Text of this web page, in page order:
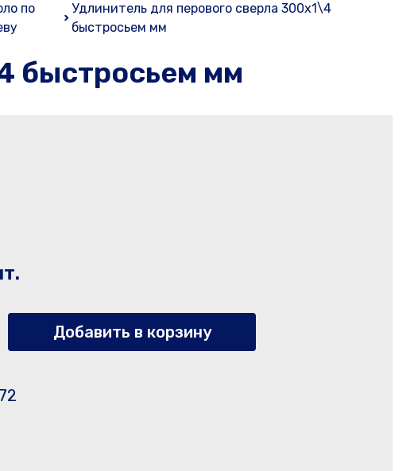
по
Удлинитель для перового сверла 300х1\4
быстросьем мм
быстросьем мм
Добавить в корзину